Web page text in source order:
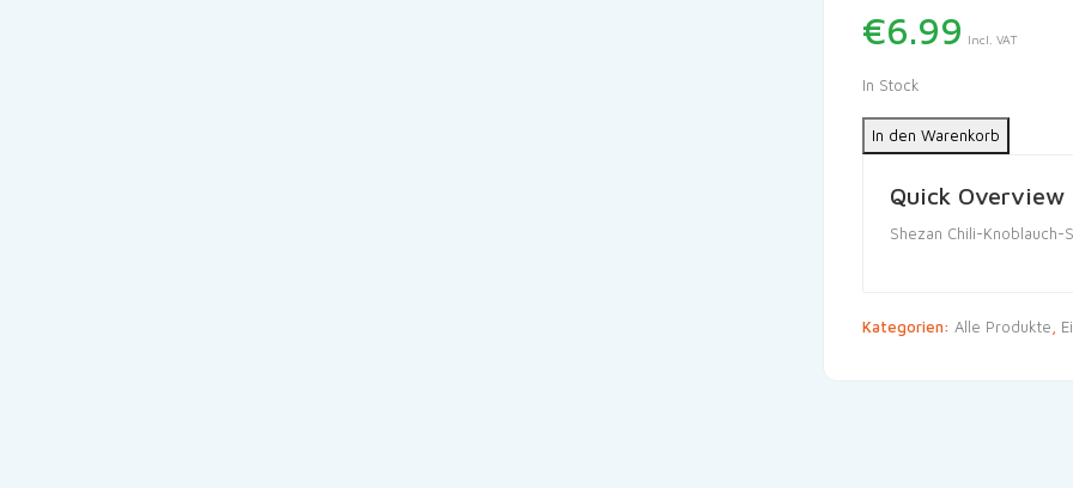
€6.99 Incl. VAT
In Stock
In den Warenkorb
Quick Overview
Shezan Chili-Knoblauch-
Kategorien: Alle Produkte